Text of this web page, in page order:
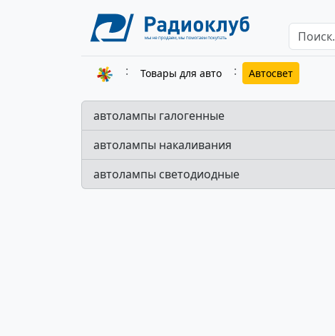
Товары для авто Автосвет
автолампы галогенные
автолампы накаливания
автолампы светодиодные